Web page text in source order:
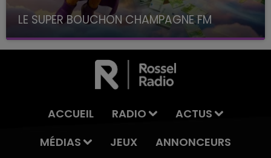
LE SUPER BOUCHON CHAMPAGNE FM
avec La Famille Champagne FM, à 8H10
ACCUEIL RADIO
ACTUS
MÉDIAS
JEUX ANNONCEURS